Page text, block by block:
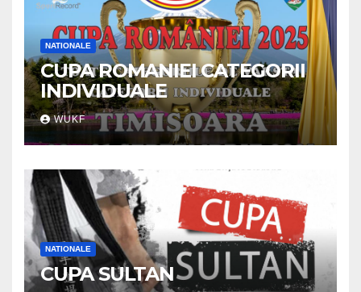
NATIONALE
CUPA ROMANIEI CATEGORII
INDIVIDUALE
WUKF
NATIONALE
CUPA SULTAN